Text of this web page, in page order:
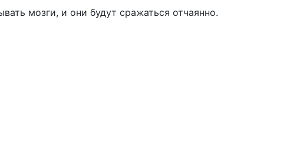
мозги, и они будут сражаться отчаянно.